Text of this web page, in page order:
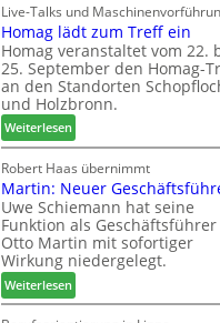
e
n
a
u
s
f
ü
r
W
e
m
h
ö
n
e
r
c
h
e
n
s
t
a
u
r
a
u
m
-
S
o
Live-Talks und
Homag lädt zum Treff ein
Homag veranstaltet vom 22.
25. September den Homag-
an den Standorten
und Holzbronn.
Weiterlesen:
H
o
m
a
g
l
ä
d
t
Robert Haas übernimmt
Martin: Neuer
Uwe Schiemann hat seine
Funktion als Geschäftsführer
Otto Martin mit sofortiger
Wirkung niedergelegt.
Weiterlesen:
M